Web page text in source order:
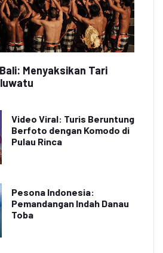
Menyaksikan Tari
Video Viral: Turis Beruntung
Berfoto dengan Komodo di
Pulau Rinca
Pesona Indonesia:
Pemandangan Indah Danau
Toba